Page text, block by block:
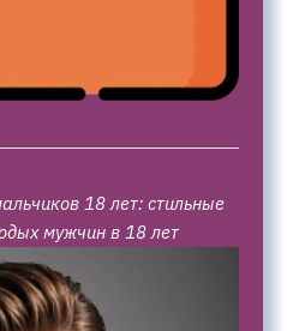
18 лет: стильные
мужчин в 18 лет